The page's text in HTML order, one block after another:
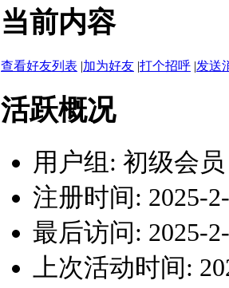
当前内容
查看好友列表 |加为好友 |打个招呼 |发送
活跃概况
用户组: 初级会员
注册时间: 2025-
最后访问: 2025-
上次活动时间: